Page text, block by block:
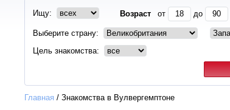
Ищу: Возраст от до
Выберите страну:
Цель знакомства:
Главная / Знакомства в Вулвергемптоне